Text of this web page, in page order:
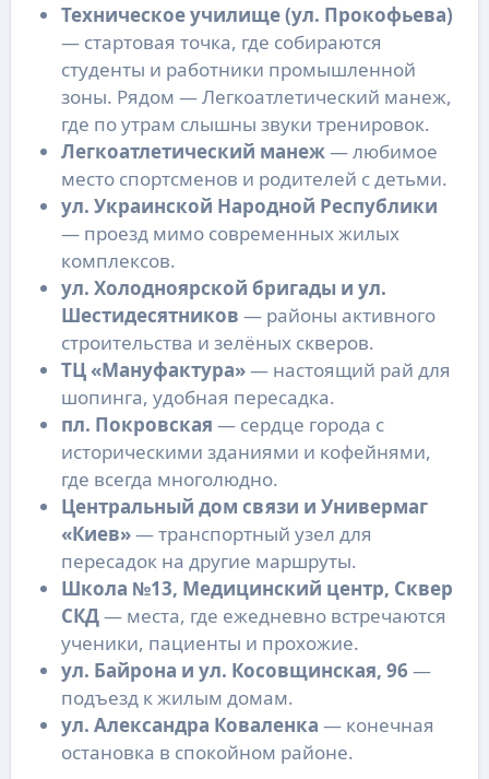
Техническое училище (ул. Прокофьева)
— стартовая точка, где собираются
студенты и работники промышленной
зоны. Рядом — Легкоатлетический манеж,
где по утрам слышны звуки тренировок.
Легкоатлетический манеж— любимое
место спортсменов и родителей с детьми.
ул. Украинской Народной Республики
— проезд мимо современных жилых
комплексов.
ул. Холодноярской бригады и ул.
Шестидесятников — районы активного
строительства и зелёных скверов.
ТЦ «Мануфактура»— настоящий рай для
шопинга, удобная пересадка.
пл. Покровская — сердце города с
историческими зданиями и кофейнями,
где всегда многолюдно.
Центральный дом связи и Универмаг
«Киев»— транспортный узел для
пересадок на другие маршруты.
Школа №13, Медицинский центр, Сквер
СКД— места, где ежедневно встречаются
ученики, пациенты и прохожие.
ул. Байрона и ул. Косовщинская, 96 —
подъезд к жилым домам.
ул. Александра Коваленка — конечная
остановка в спокойном районе.